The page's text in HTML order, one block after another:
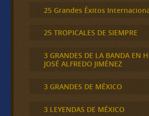
25 Grandes Éxitos
25 TROPICALES DE SIEMPRE
3 GRANDES DE LA BANDA EN
JOSÉ ALFREDO JIMÉNEZ
3 GRANDES DE MÉXICO
3 LEYENDAS DE MÉXICO